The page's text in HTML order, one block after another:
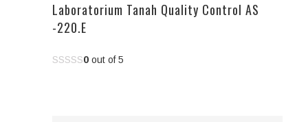
Laboratorium Tanah Quality Control AS
-220.E
0 out of 5